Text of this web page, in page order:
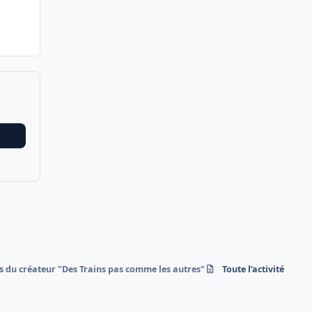
du créateur "Des Trains pas comme les autres" Toute l’activité